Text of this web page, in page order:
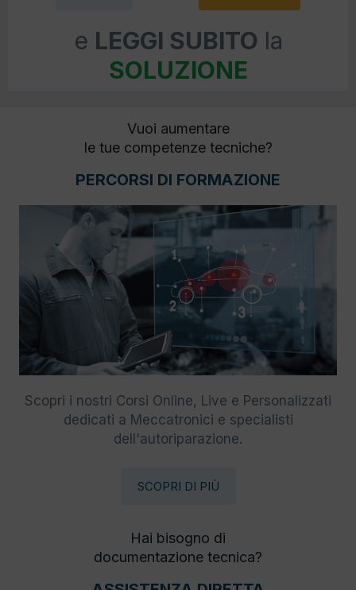
e LEGGI SUBITO la
SOLUZIONE
Vuoi aumentare
le tue competenze tecniche?
PERCORSI DI FORMAZIONE
Scopri i nostri Corsi Online, Live e Personalizzati
dedicati a Meccatronici e specialisti
dell'autoriparazione.
SCOPRI DI PIÙ
Hai bisogno di
documentazione tecnica?